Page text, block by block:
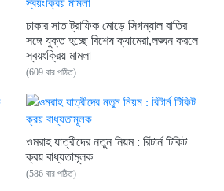
ঢাকার সাত ট্রাফিক মোড়ে সিগন্যাল বাতির
সঙ্গে যুক্ত হচ্ছে বিশেষ ক্যামেরা,লঙ্ঘন করলে
স্বয়ংক্রিয় মামলা
(609 বার পঠিত)
ওমরাহ যাত্রীদের নতুন নিয়ম : রিটার্ন টিকিট
ক্রয় বাধ্যতামূলক
(586 বার পঠিত)